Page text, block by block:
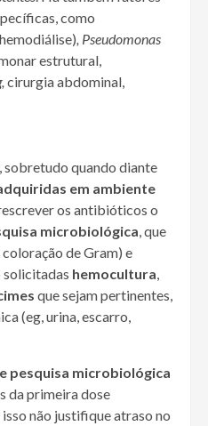
como
hemodiálise), Pseudomonas
estrutural,
cirurgia abdominal,
sobretudo quando diante
em ambiente
os antibióticos o
microbiológica, que
de Gram) e
solicitadas hemocultura,
que sejam pertinentes,
(eg, urina, escarro,
pesquisa microbiológica
da primeira dose
não justifique atraso no